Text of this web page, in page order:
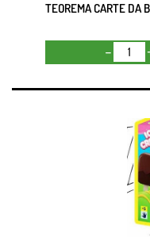
TEOREMA CARTE DA